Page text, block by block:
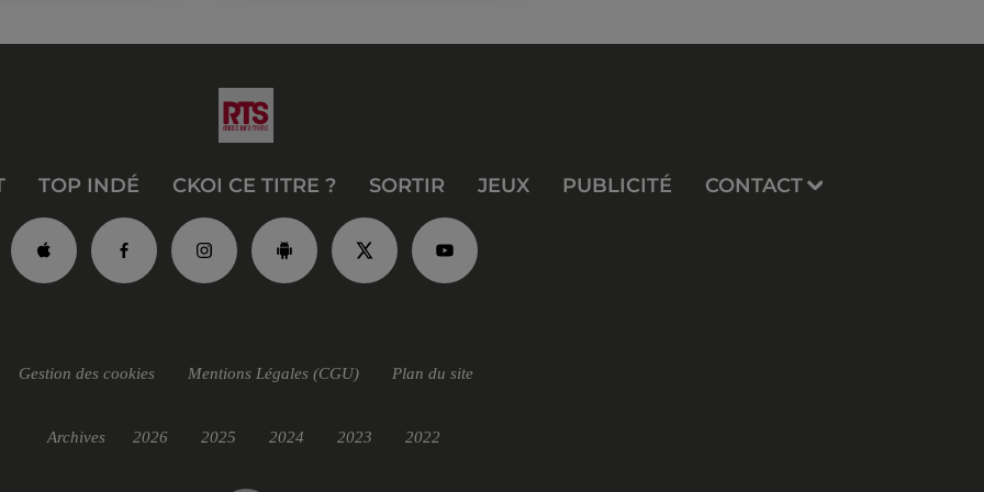
TOP INDÉ CKOI CE TITRE ? SORTIR JEUX PUBLICITÉ CONTACT
Gestion des cookies Mentions Légales (CGU) Plan du site
Archives 2026 2025 2024 2023 2022